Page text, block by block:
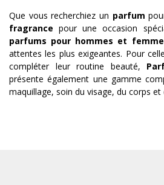
Que vous recherchiez un parfum
fragrance pour une occasion
parfums pour hommes et
attentes les plus exigeantes. Pour
compléter leur routine beauté,
présente également une gamme
maquillage, soin du visage, du corps et